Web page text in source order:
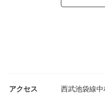
アクセス 西武池袋線